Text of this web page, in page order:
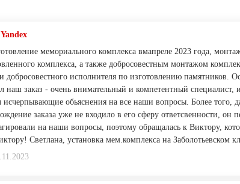
мемориального комплекса вмапреле 2023 года,
комплекса, а также добросовестным монтажом
добросовестного исполнителя по изготовлению памятников.
наш заказ - очень внимательный и компетентный специалист,
исчерпывающие обьяснения на все наши вопросы. Более того,
заказа уже не входило в его сферу ответсвенности, он
на наши вопросы, поэтому обращалась к Виктору,
Светлана, установка мем.комплекса на Заболотьевском